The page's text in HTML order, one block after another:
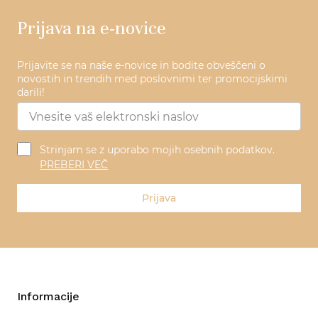
Prijava na e-novice
Prijavite se na naše e-novice in bodite obveščeni o
novostih in trendih med poslovnimi ter promocijskimi
darili!
Strinjam se z uporabo mojih osebnih podatkov.
PREBERI VEČ
Prijava
Informacije